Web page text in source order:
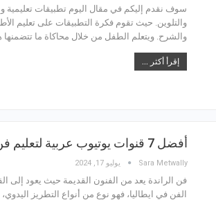
سوف نقدم إليكم في مقال اليوم تطبيقات تعليمية
والتلوين. حيث تقوم فكرة التطبيقات على تعليم
والشرح. ويتعلم الطفل من خلال محاكاة ما
إقرأ أكثر ...
أفضل 7 قنوات يوتيوب عربية لتعليم فن الراندة اون لاين
Sara Metwally يوليو 17, 2024
فن الراندة يعد من الفنون القديمة حيث يعود إلى
الفن في ايطاليا، فهو نوع من أنواع التطريز